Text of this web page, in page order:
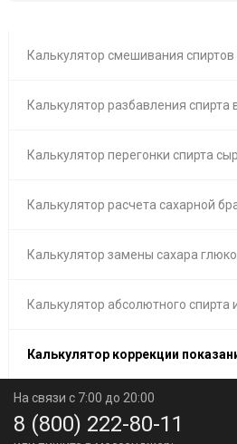
Калькулятор смешивания спиртов
Калькулятор разбавления спирта
Калькулятор перегонки спирта
Калькулятор расчета сахарной
Калькулятор замены сахара
Калькулятор абсолютного спирта
Калькулятор коррекции
На связи с 7:00 до 20:00
8 (800) 222-80-11